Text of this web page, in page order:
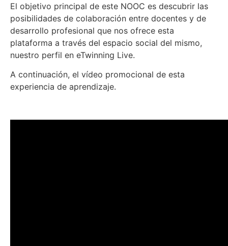
El objetivo principal de este NOOC es descubrir las
posibilidades de colaboración entre docentes y de
desarrollo profesional que nos ofrece esta
plataforma a través del espacio social del mismo,
nuestro perfil en eTwinning Live.
A continuación, el vídeo promocional de esta
experiencia de aprendizaje.